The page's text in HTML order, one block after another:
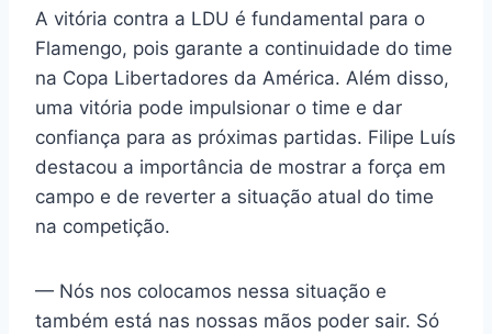
A vitória contra a LDU é fundamental para o
Flamengo, pois garante a continuidade do time
na Copa Libertadores da América. Além disso,
uma vitória pode impulsionar o time e dar
confiança para as próximas partidas. Filipe Luís
destacou a importância de mostrar a força em
campo e de reverter a situação atual do time
na competição.
— Nós nos colocamos nessa situação e
também está nas nossas mãos poder sair. Só